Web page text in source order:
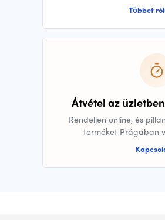
Többet
Átvétel az
Rendeljen online, és
terméket Prágában